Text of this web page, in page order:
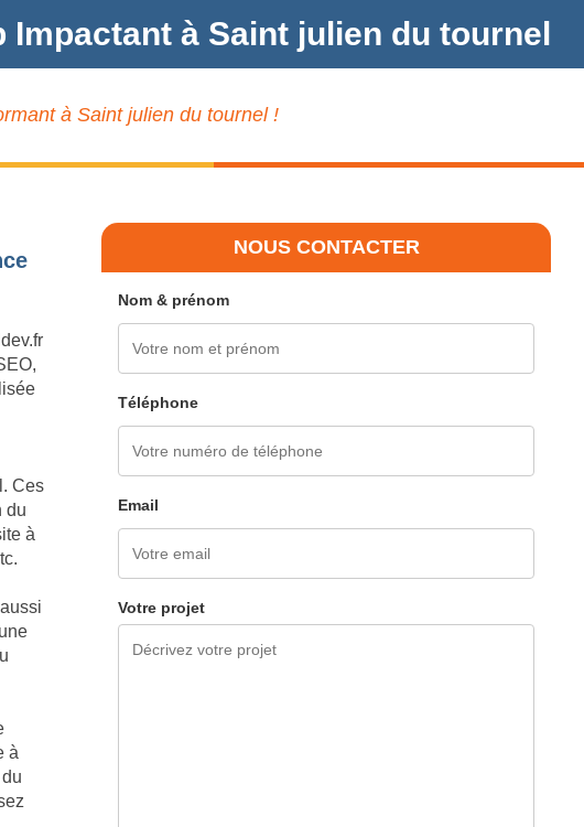
Impactant à Saint julien du tournel
à Saint julien du tournel !
Ces
du
à
à
NOUS CONTACTER
Nom & prénom
Téléphone
Email
Votre projet